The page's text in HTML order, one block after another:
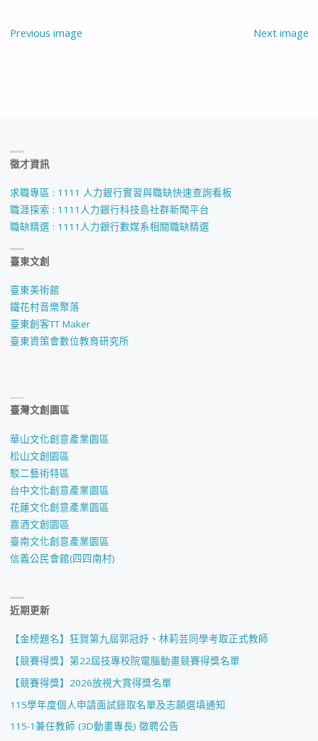
Previous image Next image
徵才資訊
求職專區 : 1111 人力銀行實習與職缺快速查詢看板
職涯探索 : 1111人力銀行科技島社群新聞平台
職缺精選 : 1111人力銀行數媒系相關職缺精選
臺東文創
臺東美術館
鐵花村音樂聚落
臺東創客TT Maker
臺東資策會數位教育研究所
臺灣文創園區
華山文化創意產業園區
松山文創園區
駁二藝術特區
台中文化創意產業園區
花蓮文化創意產業園區
嘉酒文創園區
臺南文化創意產業園區
信義公民會館(四四南村)
近期更新
【金榜題名】狂賀第九屆郭冠妤、林莉芸同學考取正式教師
【競賽得獎】第22屆技專校院電腦動畫競賽得獎名單
【競賽得獎】2026放視大賞得獎名單
115學年度個人申請面試錄取名單及志願選填通知
115-1兼任教師 (3D動畫專長) 徵聘公告